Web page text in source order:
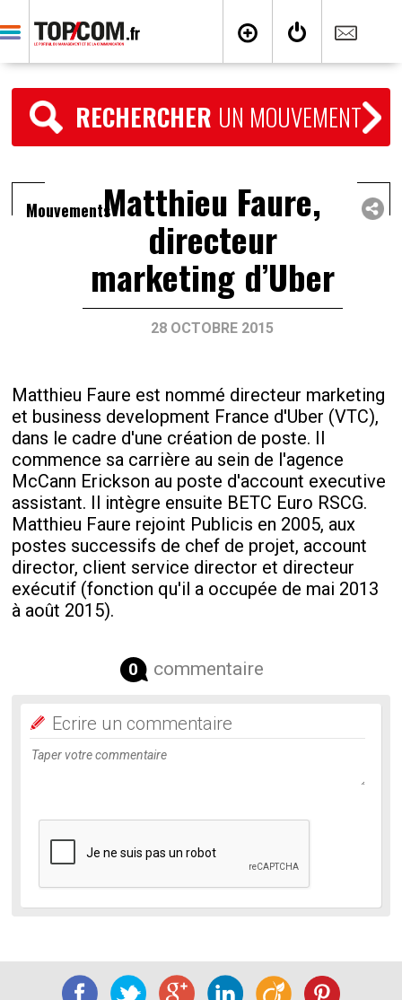
RECHERCHER UN MOUVEMENT
MouvementsMatthieu Faure,
directeur
marketing d’Uber
28 OCTOBRE 2015
Matthieu Faure est nommé directeur marketing
et business development France d'Uber (VTC),
dans le cadre d'une création de poste. Il
commence sa carrière au sein de l'agence
McCann Erickson au poste d'account executive
assistant. Il intègre ensuite BETC Euro RSCG.
Matthieu Faure rejoint Publicis en 2005, aux
postes successifs de chef de projet, account
director, client service director et directeur
exécutif (fonction qu'il a occupée de mai 2013
à août 2015).
0 commentaire
Ecrire un commentaire